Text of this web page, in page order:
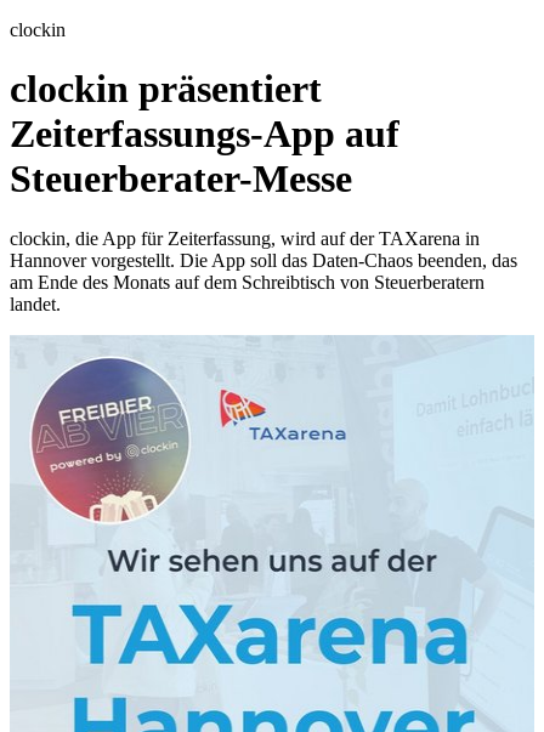
clockin
clockin präsentiert
Zeiterfassungs-App auf
Steuerberater-Messe
clockin, die App für Zeiterfassung, wird auf der TAXarena in
Hannover vorgestellt. Die App soll das Daten-Chaos beenden, das
am Ende des Monats auf dem Schreibtisch von Steuerberatern
landet.